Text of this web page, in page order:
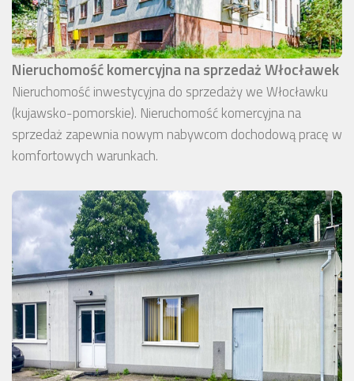
Nieruchomość komercyjna na sprzedaż Włocławek
Nieruchomość inwestycyjna do sprzedaży we Włocławku
(kujawsko-pomorskie). Nieruchomość komercyjna na
sprzedaż zapewnia nowym nabywcom dochodową pracę w
komfortowych warunkach.